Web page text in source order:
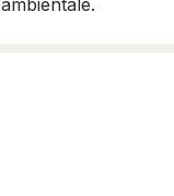
ambientale.